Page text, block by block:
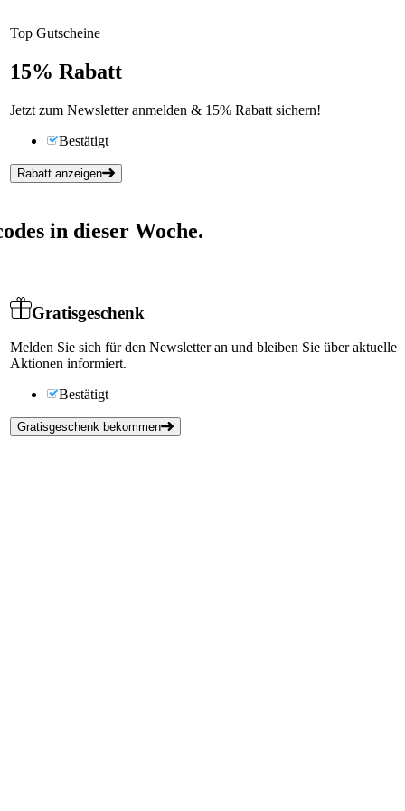
Top Gutscheine
15% Rabatt
Jetzt zum Newsletter anmelden & 15% Rabatt sichern!
Bestätigt
Rabatt anzeigen
in dieser Woche.
Gratisgeschenk
Melden Sie sich für den Newsletter an und bleiben Sie über aktuelle
Aktionen informiert.
Bestätigt
Gratisgeschenk bekommen